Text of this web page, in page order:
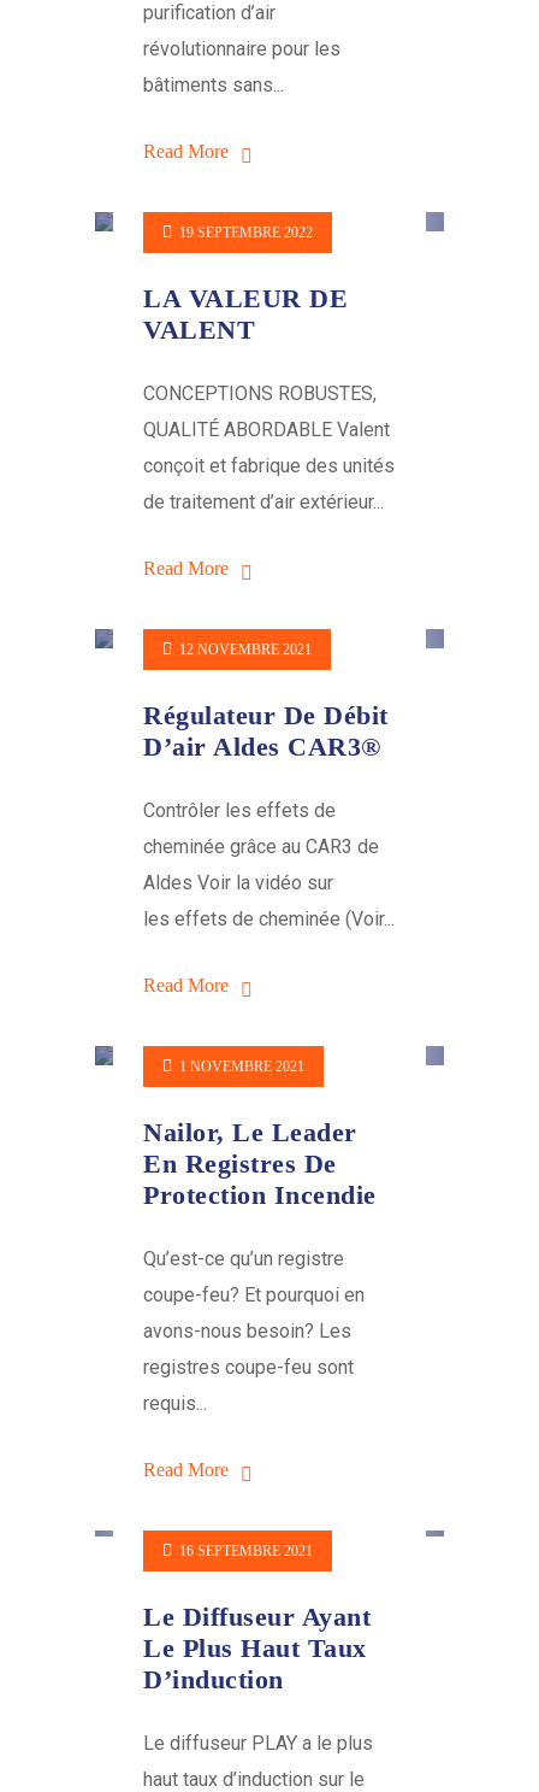
purification d’air
révolutionnaire pour les
bâtiments sans...
Read More
19 SEPTEMBRE 2022
LA VALEUR DE
VALENT
CONCEPTIONS ROBUSTES,
QUALITÉ ABORDABLE Valent
conçoit et fabrique des unités
de traitement d’air extérieur...
Read More
12 NOVEMBRE 2021
Régulateur De Débit
D’air Aldes CAR3®
Contrôler les effets de
cheminée grâce au CAR3 de
Aldes Voir la vidéo sur
les effets de cheminée (Voir...
Read More
1 NOVEMBRE 2021
Nailor, Le Leader
En Registres De
Protection Incendie
Qu’est-ce qu’un registre
coupe-feu? Et pourquoi en
avons-nous besoin? Les
registres coupe-feu sont
requis...
Read More
16 SEPTEMBRE 2021
Le Diffuseur Ayant
Le Plus Haut Taux
D’induction
Le diffuseur PLAY a le plus
haut taux d’induction sur le